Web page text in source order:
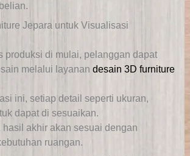
Jepara untuk Visualisasi
produksi di mulai, pelanggan dapat
melalui layanan desain 3D furniture
ini, setiap detail seperti ukuran,
dapat di sesuaikan.
hasil akhir akan sesuai dengan
ruangan.